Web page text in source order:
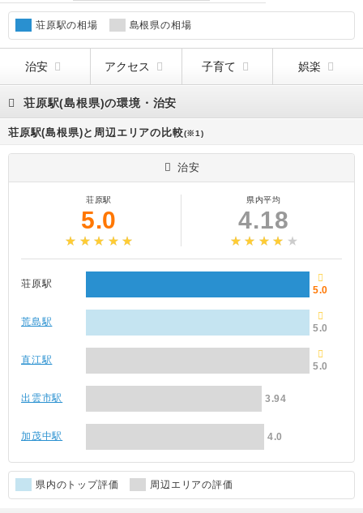
荘原駅の相場 島根県の相場
治安 アクセス 子育て 娯楽
荘原駅(島根県)の環境・治安
荘原駅(島根県)と周辺エリアの比較(※1)
治安
荘原駅
5.0
県内平均
4.18
荘原駅
5.0
荒島駅
5.0
直江駅
5.0
出雲市駅 3.94
加茂中駅 4.0
県内のトップ評価 周辺エリアの評価